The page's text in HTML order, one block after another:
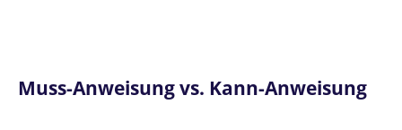
Muss-Anweisung vs. Kann-Anweisung